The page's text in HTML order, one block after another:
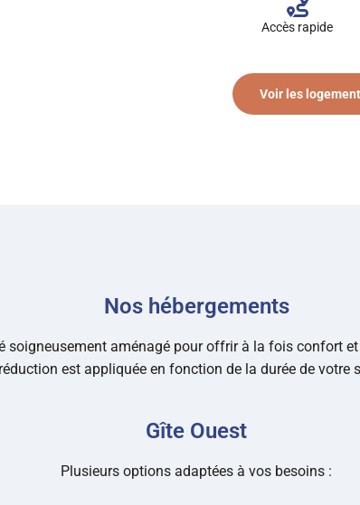
Accès rapide
Voir les
Nos hébergements
soigneusement aménagé pour offrir à la fois confort
réduction est appliquée en fonction de la durée de votre
Gîte Ouest
Plusieurs options adaptées à vos besoins :